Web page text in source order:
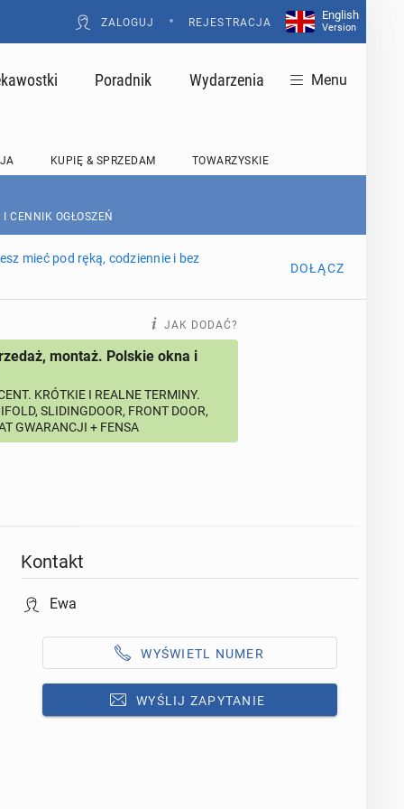
ZALOGUJ • REJESTRACJA
English
Version
Poradnik Wydarzenia Menu
KUPIĘ & SPRZEDAM TOWARZYSKIE
I CENNIK OGŁOSZEŃ
mieć pod ręką, codziennie i bez
DOŁĄCZ
JAK DODAĆ?
montaż. Polskie okna i
KRÓTKIE I REALNE TERMINY.
SLIDINGDOOR, FRONT DOOR,
GWARANCJI + FENSA
Kontakt
Ewa
WYŚWIETL NUMER
WYŚLIJ ZAPYTANIE